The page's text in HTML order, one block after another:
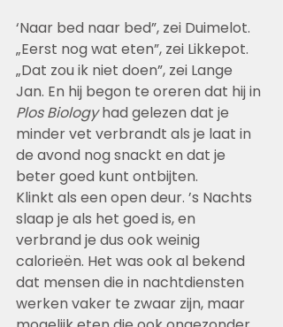
‘Naar bed naar bed”, zei Duimelot.
„Eerst nog wat eten”, zei Likkepot.
„Dat zou ik niet doen”, zei Lange
Jan. En hij begon te oreren dat hij in
Plos Biology had gelezen dat je
minder vet verbrandt als je laat in
de avond nog snackt en dat je
beter goed kunt ontbijten.
Klinkt als een open deur. ’s Nachts
slaap je als het goed is, en
verbrand je dus ook weinig
calorieën. Het was ook al bekend
dat mensen die in nachtdiensten
werken vaker te zwaar zijn, maar